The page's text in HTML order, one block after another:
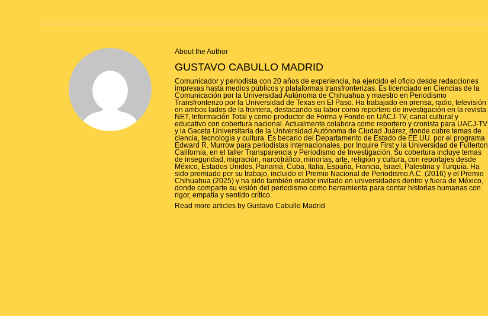
About the Author
GUSTAVO CABULLO MADRID
Comunicador y periodista con 20 años de experiencia, ha ejercido el oficio desde redacciones
impresas hasta medios públicos y plataformas transfronterizas. Es licenciado en Ciencias de la
Comunicación por la Universidad Autónoma de Chihuahua y maestro en Periodismo
Transfronterizo por la Universidad de Texas en El Paso. Ha trabajado en prensa, radio, televisión
en ambos lados de la frontera, destacando su labor como reportero de investigación en la revista
NET, Información Total y como productor de Forma y Fondo en UACJ-TV, canal cultural y
educativo con cobertura nacional. Actualmente colabora como reportero y cronista para UACJ-TV
y la Gaceta Universitaria de la Universidad Autónoma de Ciudad Juárez, donde cubre temas de
ciencia, tecnología y cultura. Es becario del Departamento de Estado de EE.UU. por el programa
Edward R. Murrow para periodistas internacionales, por Inquire First y la Universidad de Fullerton
California, en el taller Transparencia y Periodismo de Investigación. Su cobertura incluye temas
de inseguridad, migración, narcotráfico, minorías, arte, religión y cultura, con reportajes desde
México, Estados Unidos, Panamá, Cuba, Italia, España, Francia, Israel, Palestina y Turquía. Ha
sido premiado por su trabajo, incluido el Premio Nacional de Periodismo A.C. (2016) y el Premio
Chihuahua (2025) y ha sido también orador invitado en universidades dentro y fuera de México,
donde comparte su visión del periodismo como herramienta para contar historias humanas con
rigor, empatía y sentido crítico.
Read more articles by Gustavo Cabullo Madrid